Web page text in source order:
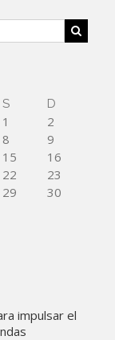
S D
1
2
8
9
15
16
22
23
29
30
impulsar el